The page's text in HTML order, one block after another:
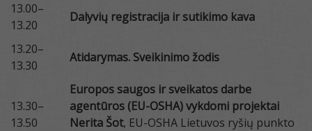
13.00–
13.20
Dalyvių registracija ir sutikimo kava
13.20–
13.30
Atidarymas. Sveikinimo žodis
13.30–
13.50
Europos saugos ir sveikatos darbe
agentūros (EU-OSHA) vykdomi projektai
Nerita Šot, EU-OSHA Lietuvos ryšių punkto